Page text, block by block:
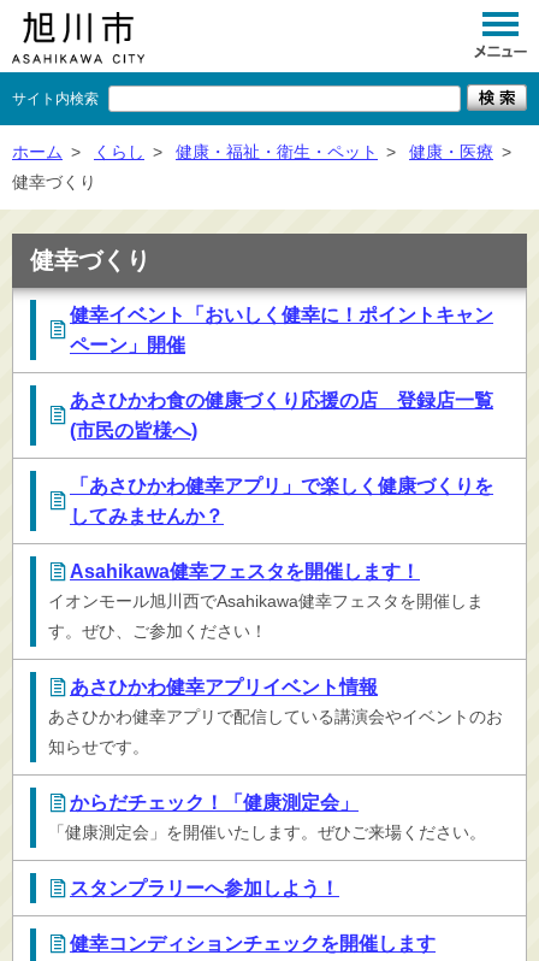
サイト内検索
くらし
事業者向け
市政情報
ホーム > くらし > 健康・福祉・衛生・ペット > 健康・医療 >
健幸づくり
健幸づくり
健幸イベント「おいしく健幸に！ポイントキャン
ペーン」開催
あさひかわ食の健康づくり応援の店 登録店一覧
(市民の皆様へ)
「あさひかわ健幸アプリ」で楽しく健康づくりを
してみませんか？
Asahikawa健幸フェスタを開催します！
イオンモール旭川西でAsahikawa健幸フェスタを開催しま
す。ぜひ、ご参加ください！
あさひかわ健幸アプリイベント情報
あさひかわ健幸アプリで配信している講演会やイベントのお
知らせです。
からだチェック！「健康測定会」
「健康測定会」を開催いたします。ぜひご来場ください。
スタンプラリーへ参加しよう！
健幸コンディションチェックを開催します